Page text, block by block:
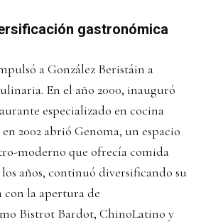
gastronómica
a González Beristáin a
En el año 2000, inauguró
especializado en cocina
2002 abrió Genoma, un espacio
moderno que ofrecía comida
años, continuó diversificando su
la apertura de
Bistrot Bardot, ChinoLatino y